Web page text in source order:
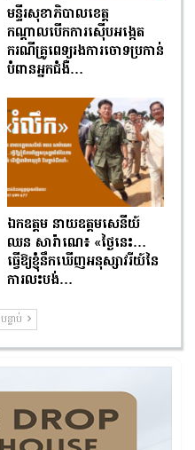
មន្ទីរសុខាភិបាលខេត្ត
កណ្ដាលបើកការស៊ើបអង្កេត
ករណីគ្រូពេទ្យរងការចោទប្រកាន់
បំពានអ្នកជំងឺ…
ឯកឧត្តម នាយឧត្តមសេនីយ៍
ឈន សារ៉ាណេ៖ «ថ្ងៃនេះ…
ធ្វើឱ្យខ្ញុំនឹកឃើញអនុស្សាវរីយ៍នៃ
ការលះបង់…
បន្ទាប់